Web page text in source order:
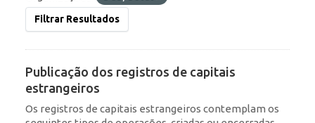
Filtrar Resultados
Publicação dos registros de capitais
estrangeiros
Os registros de capitais estrangeiros contemplam os